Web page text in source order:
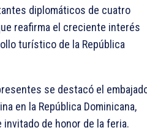
diplomáticos de cuatro
reafirma el creciente interés
turístico de la República
se destacó el
en la República Dominicana,
invitado de honor de la feria.